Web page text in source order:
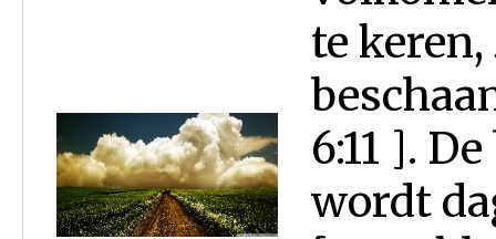
te
6:11 ].
wordt